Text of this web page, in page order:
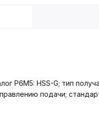
Р6М5: HSS-G; тип
подачи;